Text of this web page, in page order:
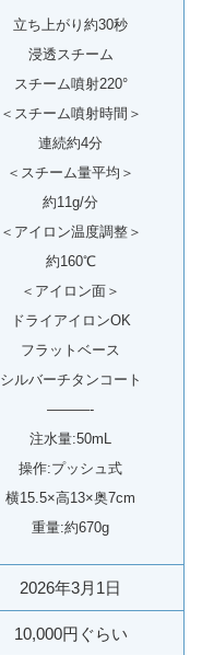
立ち上がり約30秒
浸透スチーム
スチーム噴射220°
＜スチーム噴射時間＞
連続約4分
＜スチーム量平均＞
約11g/分
＜アイロン温度調整＞
約160℃
＜アイロン面＞
ドライアイロンOK
フラットベース
シルバーチタンコート
———-
注水量:50mL
操作:プッシュ式
横15.5×高13×奥7cm
重量:約670g
2026年3月1日
10,000円ぐらい